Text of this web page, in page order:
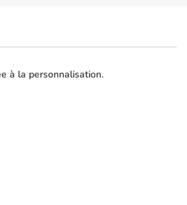
à la personnalisation.